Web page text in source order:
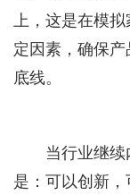
上，这是在模
定因素，确保
底线。
当行业继
是：可以创新